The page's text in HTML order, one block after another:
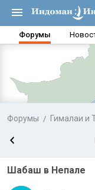
Форумы
Форумы Гималаи и
Шабаш в Непале